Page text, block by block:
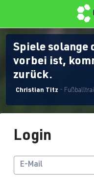
Spiele solange
vorbei ist,
zurück.
Christian Titz -
Login